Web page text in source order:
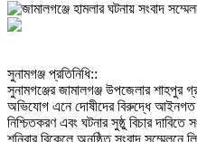
‎সুনামগঞ্জ প্রতিনিধি::
‎সুনামগঞ্জের জামালগঞ্জ উপজেলার শাহপুর
অভিযোগ এনে দোষীদের বিরুদ্ধে আইনগত
নিশ্চিতকরণ এবং ঘটনার সুষ্ঠু বিচার দাবিতে
‎শনিবার বিকেলে অনুষ্ঠিত সংবাদ